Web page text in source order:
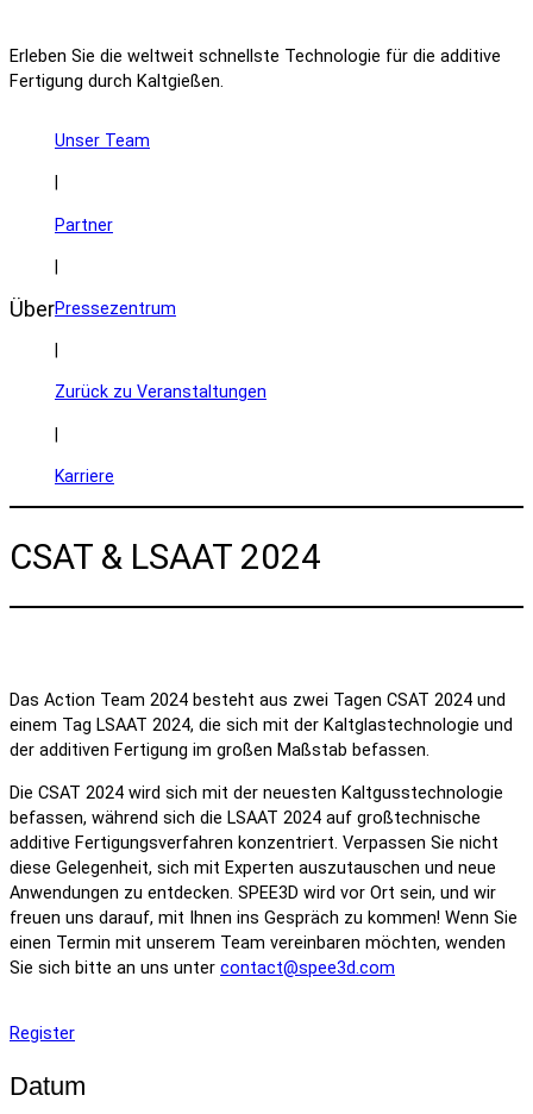
Erleben Sie die weltweit schnellste Technologie für die additive
Fertigung durch Kaltgießen.
Über
Unser Team
Partner
Pressezentrum
Zurück zu Veranstaltungen
|
Karriere
CSAT & LSAAT 2024
Das Action Team 2024 besteht aus zwei Tagen CSAT 2024 und
einem Tag LSAAT 2024, die sich mit der Kaltglastechnologie und
der additiven Fertigung im großen Maßstab befassen.
Die CSAT 2024 wird sich mit der neuesten Kaltgusstechnologie
befassen, während sich die LSAAT 2024 auf großtechnische
additive Fertigungsverfahren konzentriert. Verpassen Sie nicht
diese Gelegenheit, sich mit Experten auszutauschen und neue
Anwendungen zu entdecken. SPEE3D wird vor Ort sein, und wir
freuen uns darauf, mit Ihnen ins Gespräch zu kommen! Wenn Sie
einen Termin mit unserem Team vereinbaren möchten, wenden
Sie sich bitte an uns unter contact@spee3d.com
Register
Datum